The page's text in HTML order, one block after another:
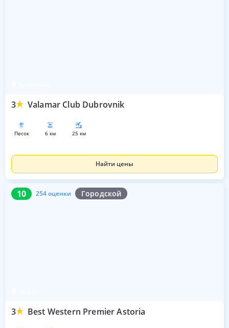
3 Valamar Club Dubrovnik
песок 6 км 25 км
Найти цены
10 254 оценки Городской
3 Best Western Premier Astoria
10 254 оценки